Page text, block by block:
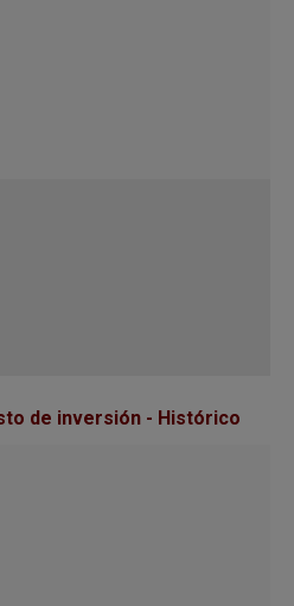
de inversión - Histórico